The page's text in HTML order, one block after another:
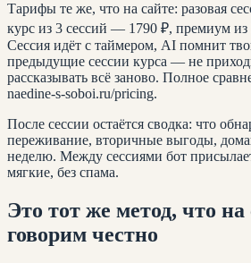
Тарифы те же, что на сайте: разовая
курс из 3 сессий — 1790 ₽, премиум
Сессия идёт с таймером, AI помнит
предыдущие сессии курса — не
рассказывать всё заново. Полное
naedine-s-soboi.ru/pricing.
После сессии остаётся сводка: что
переживание, вторичные выгоды,
неделю. Между сессиями бот
мягкие, без спама.
Это тот же метод, что
говорим честно